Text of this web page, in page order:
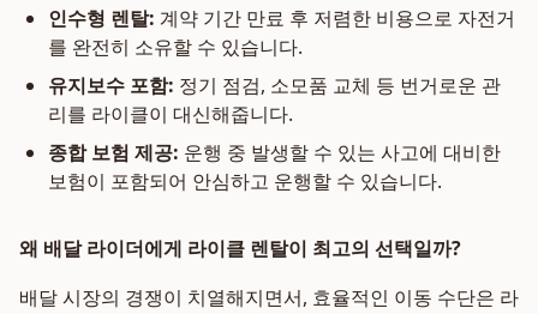
인수형 렌탈: 계약 기간 만료 후 저렴한 비용으로 자전거
를 완전히 소유할 수 있습니다.
유지보수 포함: 정기 점검, 소모품 교체 등 번거로운 관
리를 라이클이 대신해줍니다.
종합 보험 제공: 운행 중 발생할 수 있는 사고에 대비한
보험이 포함되어 안심하고 운행할 수 있습니다.
왜 배달 라이더에게 라이클 렌탈이 최고의 선택일까?
배달 시장의 경쟁이 치열해지면서, 효율적인 이동 수단은 라